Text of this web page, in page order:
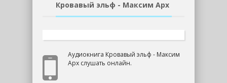
Кровавый эльф - Максим Арх
Аудиокнига Кровавый эльф - Максим
Арх слушать онлайн.